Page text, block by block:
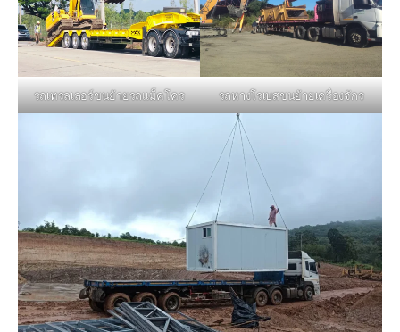
รถเทรลเลอร์ขนย้ายรถแม็คโคร รถหางโรเบสขนย้ายเครื่องจักร